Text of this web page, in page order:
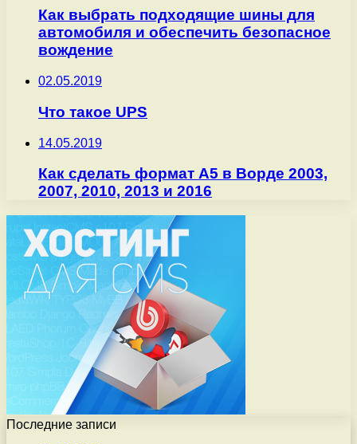
Как выбрать подходящие шины для
автомобиля и обеспечить безопасное
вождение
02.05.2019
Что такое UPS
14.05.2019
Как сделать формат A5 в Ворде 2003,
2007, 2010, 2013 и 2016
Последние записи